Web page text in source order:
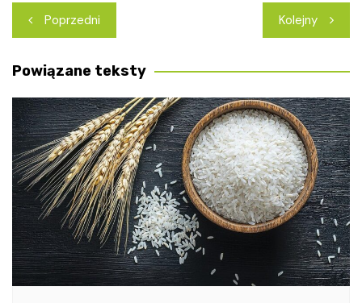
Nawigacja
wpisu
Poprzedni Kolejny
Powiązane teksty